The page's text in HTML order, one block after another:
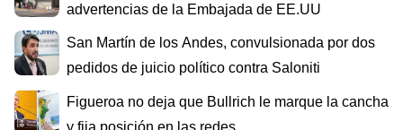
advertencias de la Embajada de EE.UU
San Martín de los Andes, convulsionada por dos
pedidos de juicio político contra Saloniti
Figueroa no deja que Bullrich le marque la cancha
y fija posición en las redes